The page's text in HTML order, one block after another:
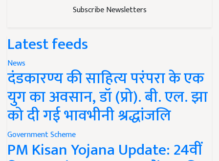
Subscribe Newsletters
Latest feeds
News
दंडकारण्य की साहित्य परंपरा के एक
युग का अवसान, डॉ (प्रो). बी. एल. झा
को दी गई भावभीनी श्रद्धांजलि
Government Scheme
PM Kisan Yojana Update: 24वीं